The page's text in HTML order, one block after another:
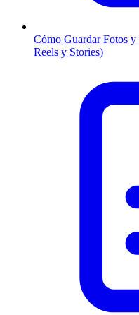
Cómo Guardar Fotos
Reels y Stories)